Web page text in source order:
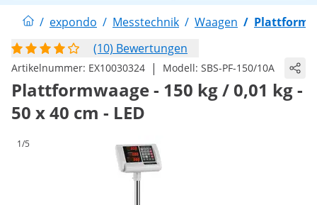
/ expondo / Messtechnik / Waagen /
(10) Bewertungen
Artikelnummer: EX10030324 | Modell: SBS-PF-150/10A
Plattformwaage - 150 kg / 0,01 kg -
50 x 40 cm - LED
1/5